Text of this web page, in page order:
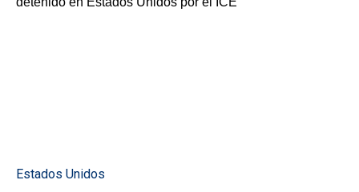
Estados Unidos